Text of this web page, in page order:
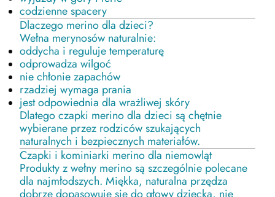
codzienne spacery
Dlaczego merino dla dzieci?
Wełna merynosów naturalnie:
oddycha i reguluje temperaturę
odprowadza wilgoć
nie chłonie zapachów
rzadziej wymaga prania
jest odpowiednia dla wrażliwej skóry
Dlatego czapki merino dla dzieci są chętnie
wybierane przez rodziców szukających
naturalnych i bezpiecznych materiałów.
Czapki i kominiarki merino dla niemowląt
Produkty z wełny merino są szczególnie polecane
dla najmłodszych. Miękka, naturalna przędza
dobrze dopasowuje się do głowy dziecka, nie